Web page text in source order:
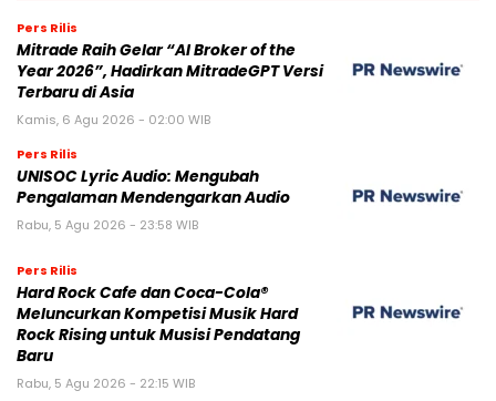
Pers Rilis
Mitrade Raih Gelar “AI Broker of the
Year 2026”, Hadirkan MitradeGPT Versi
Terbaru di Asia
Kamis, 6 Agu 2026 - 02:00 WIB
Pers Rilis
UNISOC Lyric Audio: Mengubah
Pengalaman Mendengarkan Audio
Rabu, 5 Agu 2026 - 23:58 WIB
Pers Rilis
Hard Rock Cafe dan Coca-Cola®
Meluncurkan Kompetisi Musik Hard
Rock Rising untuk Musisi Pendatang
Baru
Rabu, 5 Agu 2026 - 22:15 WIB